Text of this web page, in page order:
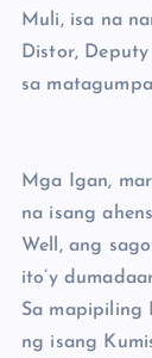
Muli, isa na
Distor,
sa
Mga Igan,
na isang
Well, ang
ito’y
Sa mapipiling
ng isang